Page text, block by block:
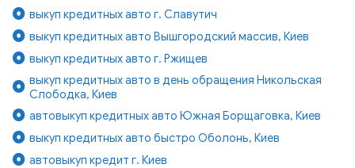
выкуп кредитных авто г. Славутич
выкуп кредитных авто Вышгородский массив, Киев
выкуп кредитных авто г. Ржищев
выкуп кредитных авто в день обращения Никольская
Слободка, Киев
автовыкуп кредитных авто Южная Борщаговка, Киев
выкуп кредитных авто быстро Оболонь, Киев
автовыкуп кредит г. Киев